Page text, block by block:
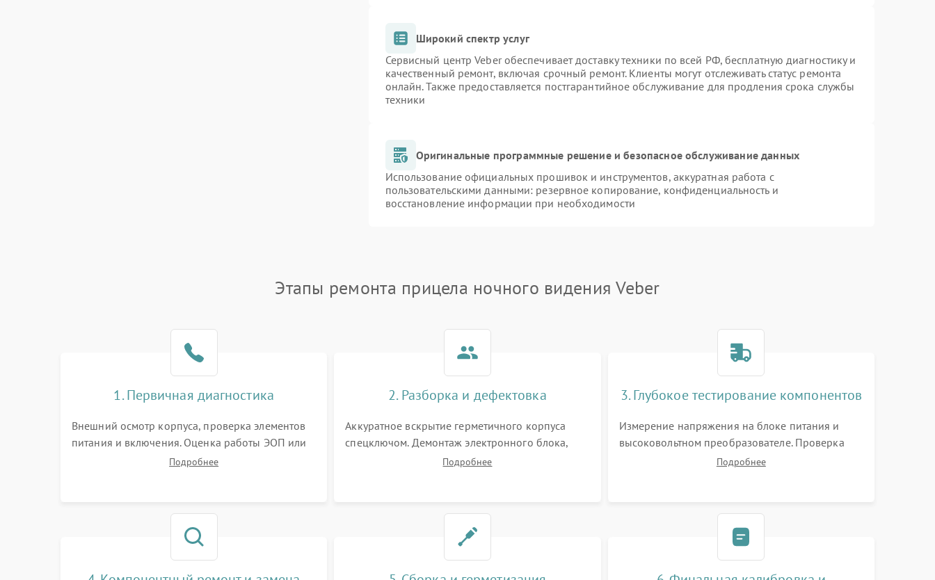
Широкий спектр услуг
Сервисный центр Veber обеспечивает доставку техники по всей РФ, бесплатную диагностику и
качественный ремонт, включая срочный ремонт. Клиенты могут отслеживать статус ремонта
онлайн. Также предоставляется постгарантийное обслуживание для продления срока службы
техники
Оригинальные программные решение и безопасное обслуживание данных
Использование официальных прошивок и инструментов, аккуратная работа с
пользовательскими данными: резервное копирование, конфиденциальность и
восстановление информации при необходимости
Этапы ремонта прицела ночного видения Veber
1. Первичная диагностика
Внешний осмотр корпуса, проверка элементов
питания и включения. Оценка работы ЭОП или
цифровой матрицы, проверка встроенной ИК-
Подробнее
2. Разборка и дефектовка
Аккуратное вскрытие герметичного корпуса
спецключом. Демонтаж электронного блока,
высоковольтного преобразователя и
Подробнее
3. Глубокое тестирование компонентов
Измерение напряжения на блоке питания и
высоковольтном преобразователе. Проверка
электронно-оптического преобразователя (ЭОП)
Подробнее